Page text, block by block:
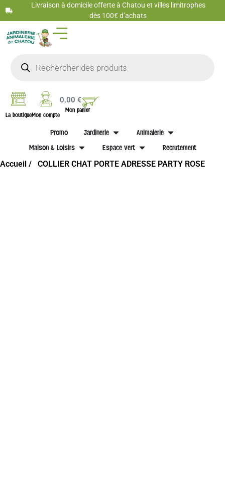
Livraison à domicile offerte à Chatou et villes limitrophes
dès 100€ d’achats
La boutiqueMon compte
0,00€
Mon panier
Promo Jardinerie
Animalerie
Maison & Loisirs
Espace vert Recrutement
Accueil / COLLIER CHAT PORTE ADRESSE PARTY ROSE